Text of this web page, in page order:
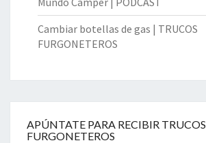
Cambiar botellas de gas | TRUCOS
FURGONETEROS
APÚNTATE PARA RECIBIR TRUCOS
FURGONETEROS